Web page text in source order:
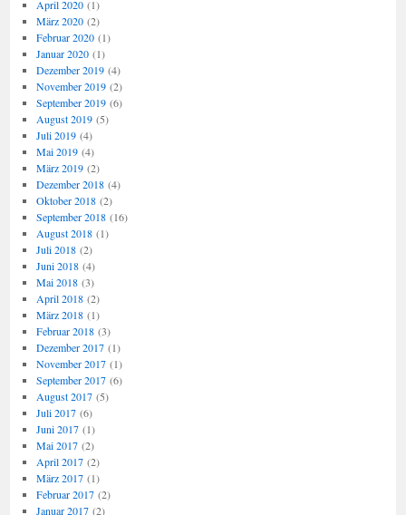
April 2020(1)
März 2020(2)
Februar 2020(1)
Januar 2020(1)
Dezember 2019(4)
November 2019(2)
September 2019(6)
August 2019(5)
Juli 2019(4)
Mai 2019(4)
März 2019(2)
Dezember 2018(4)
Oktober 2018(2)
September 2018(16)
August 2018(1)
Juli 2018(2)
Juni 2018(4)
Mai 2018(3)
April 2018(2)
März 2018(1)
Februar 2018(3)
Dezember 2017(1)
November 2017(1)
September 2017(6)
August 2017(5)
Juli 2017(6)
Juni 2017(1)
Mai 2017(2)
April 2017(2)
März 2017(1)
Februar 2017(2)
Januar 2017(2)